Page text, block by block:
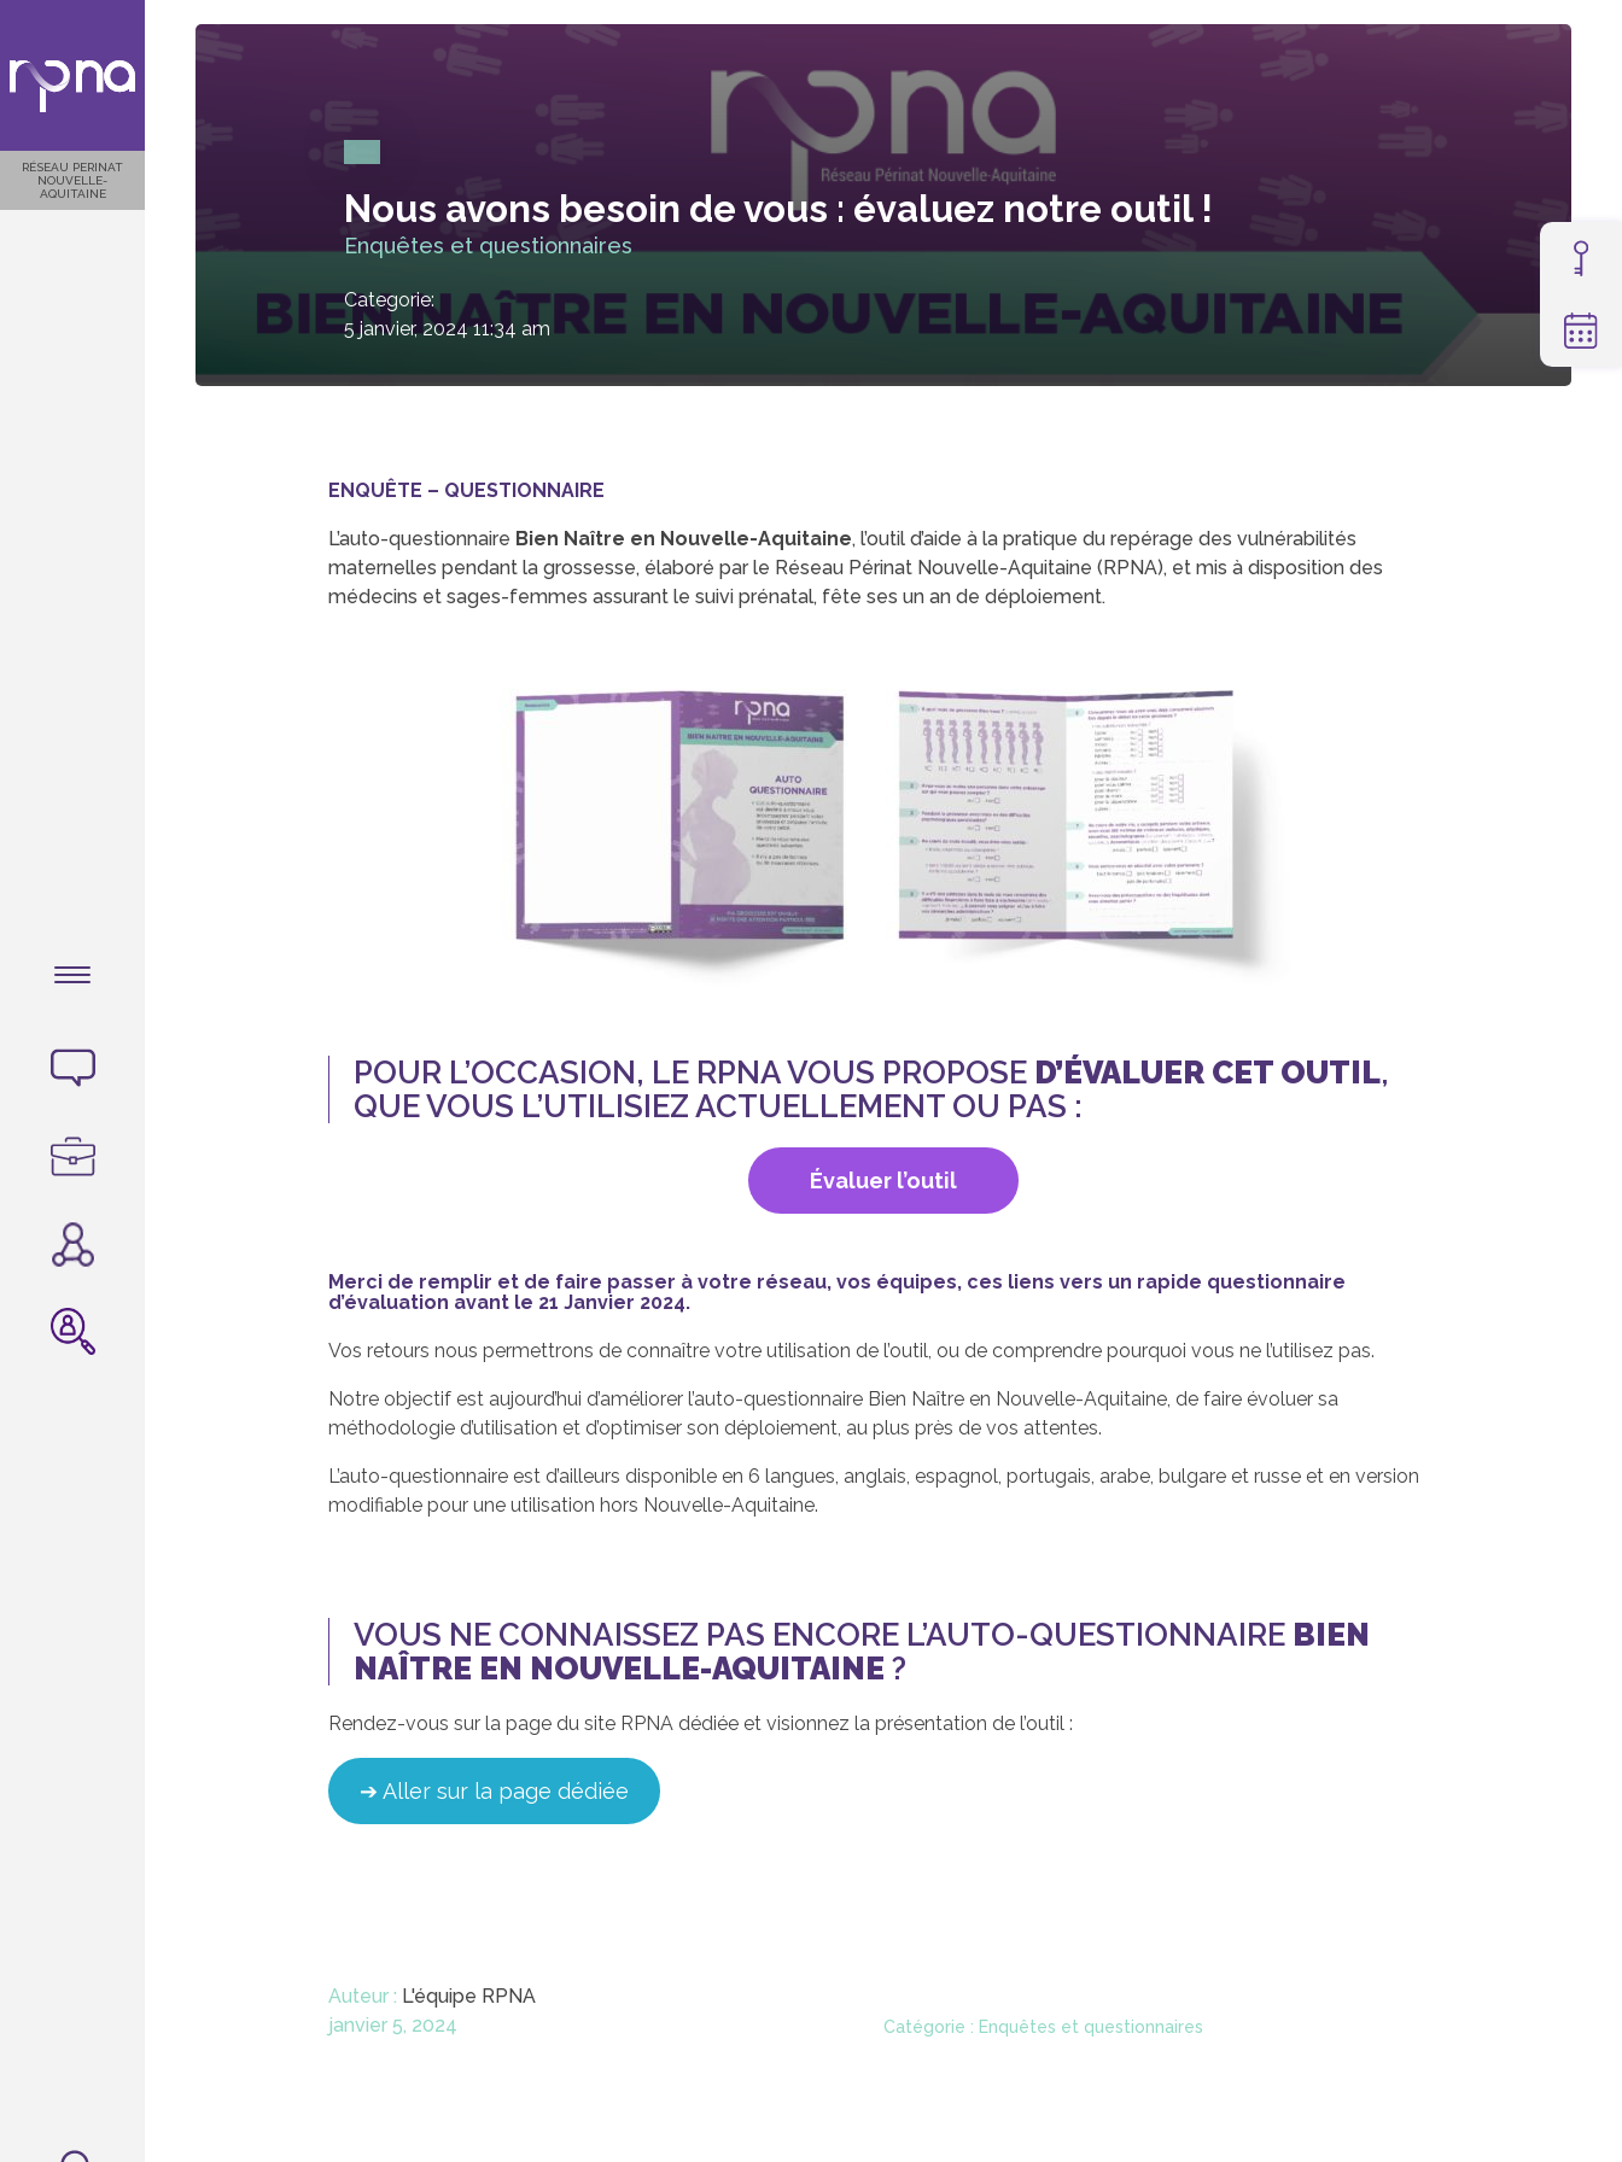
RÉSEAU PERINAT
NOUVELLE-
AQUITAINE
Nous avons besoin de vous : évaluez notre outil !
Enquêtes et questionnaires
Categorie:
5 janvier, 2024 11:34 am
ENQUÊTE – QUESTIONNAIRE
L’auto-questionnaire Bien Naître en Nouvelle-Aquitaine, l’outil d’aide à la pratique du repérage des vulnérabilités
maternelles pendant la grossesse, élaboré par le Réseau Périnat Nouvelle-Aquitaine (RPNA), et mis à disposition des
médecins et sages-femmes assurant le suivi prénatal, fête ses un an de déploiement.
POUR L’OCCASION, LE RPNA VOUS PROPOSE D’ÉVALUER CET OUTIL,
QUE VOUS L’UTILISIEZ ACTUELLEMENT OU PAS :
Évaluer l’outil
Merci de remplir et de faire passer à votre réseau, vos équipes, ces liens vers un rapide questionnaire
d’évaluation avant le 21 Janvier 2024.
Vos retours nous permettrons de connaître votre utilisation de l’outil, ou de comprendre pourquoi vous ne l’utilisez pas.
Notre objectif est aujourd’hui d’améliorer l’auto-questionnaire Bien Naître en Nouvelle-Aquitaine, de faire évoluer sa
méthodologie d’utilisation et d’optimiser son déploiement, au plus près de vos attentes.
L’auto-questionnaire est d’ailleurs disponible en 6 langues, anglais, espagnol, portugais, arabe, bulgare et russe et en version
modifiable pour une utilisation hors Nouvelle-Aquitaine.
VOUS NE CONNAISSEZ PAS ENCORE L’AUTO-QUESTIONNAIRE BIEN
NAÎTRE EN NOUVELLE-AQUITAINE ?
Rendez-vous sur la page du site RPNA dédiée et visionnez la présentation de l’outil :
➔ Aller sur la page dédiée
Auteur : L'équipe RPNA
janvier 5, 2024
Catégorie : Enquêtes et questionnaires